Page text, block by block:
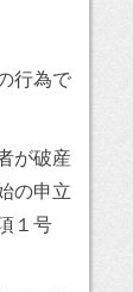
行為で
が破産
の申立
１号